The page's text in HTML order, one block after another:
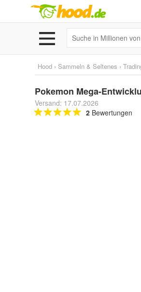
Hood › Sammeln & Seltenes ›
Pokemon Mega-
Versand: 17.07.2026
2 Bewertungen